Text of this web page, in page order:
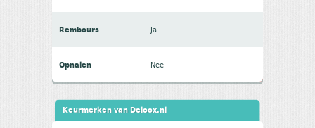
Rembours Ja
Ophalen Nee
Keurmerken van Deloox.nl